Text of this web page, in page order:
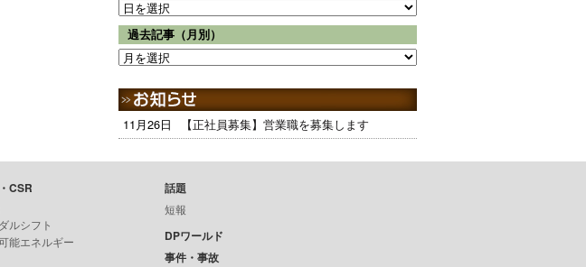
過去記事（月別）
11月26日 【正社員募集】営業職を募集します
CSR
ルシフト
能エネルギー
話題
短報
DPワールド
事件・事故